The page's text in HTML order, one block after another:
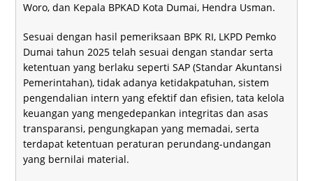
Woro, dan Kepala BPKAD Kota Dumai, Hendra Usman.
Sesuai dengan hasil pemeriksaan BPK RI, LKPD Pemko
Dumai tahun 2025 telah sesuai dengan standar serta
ketentuan yang berlaku seperti SAP (Standar Akuntansi
Pemerintahan), tidak adanya ketidakpatuhan, sistem
pengendalian intern yang efektif dan efisien, tata kelola
keuangan yang mengedepankan integritas dan asas
transparansi, pengungkapan yang memadai, serta
terdapat ketentuan peraturan perundang-undangan
yang bernilai material.